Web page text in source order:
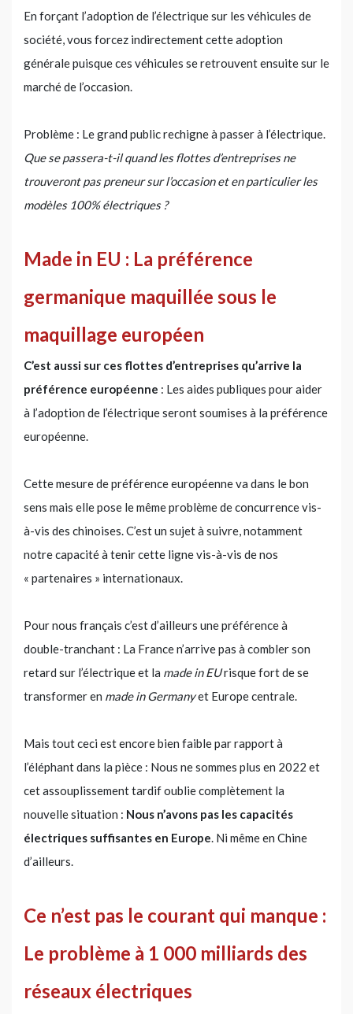
En forçant l’adoption de l’électrique sur les véhicules de
société, vous forcez indirectement cette adoption
générale puisque ces véhicules se retrouvent ensuite sur le
marché de l’occasion.
Problème : Le grand public rechigne à passer à l’électrique.
Que se passera-t-il quand les flottes d’entreprises ne
trouveront pas preneur sur l’occasion et en particulier les
modèles 100% électriques ?
Made in EU : La préférence
germanique maquillée sous le
maquillage européen
C’est aussi sur ces flottes d’entreprises qu’arrive la
préférence européenne : Les aides publiques pour aider
à l’adoption de l’électrique seront soumises à la préférence
européenne.
Cette mesure de préférence européenne va dans le bon
sens mais elle pose le même problème de concurrence vis-
à-vis des chinoises. C’est un sujet à suivre, notamment
notre capacité à tenir cette ligne vis-à-vis de nos
« partenaires » internationaux.
Pour nous français c’est d’ailleurs une préférence à
double-tranchant : La France n’arrive pas à combler son
retard sur l’électrique et la made in EUrisque fort de se
transformer en made in Germanyet Europe centrale.
Mais tout ceci est encore bien faible par rapport à
l’éléphant dans la pièce : Nous ne sommes plus en 2022 et
cet assouplissement tardif oublie complètement la
nouvelle situation : Nous n’avons pas les capacités
électriques suffisantes en Europe. Ni même en Chine
d’ailleurs.
Ce n’est pas le courant qui manque :
Le problème à 1 000 milliards des
réseaux électriques